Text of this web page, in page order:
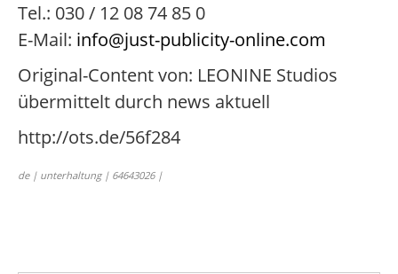
Tel.: 030 / 12 08 74 85 0
E-Mail: info@just-publicity-online.com
Original-Content von: LEONINE Studios
übermittelt durch news aktuell
http://ots.de/56f284
de | unterhaltung | 64643026 |